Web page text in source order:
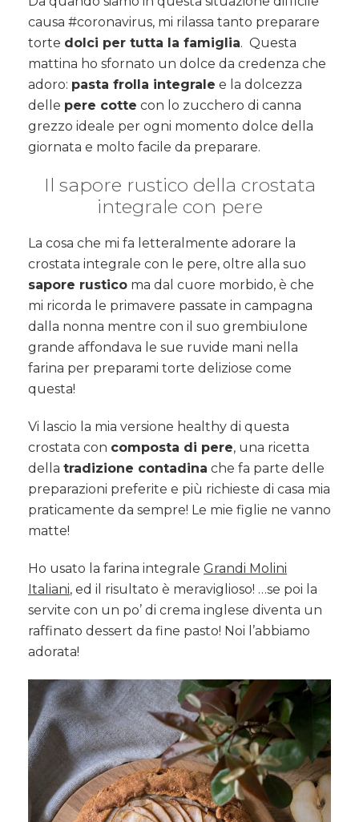
causa #coronavirus, mi rilassa tanto preparare
torte dolci per tutta la famiglia. Questa
mattina ho sfornato un dolce da credenza che
adoro: pasta frolla integrale e la dolcezza
delle pere cotte con lo zucchero di canna
grezzo ideale per ogni momento dolce della
giornata e molto facile da preparare.
Il sapore rustico della crostata
integrale con pere
La cosa che mi fa letteralmente adorare la
crostata integrale con le pere, oltre alla suo
sapore rustico ma dal cuore morbido, è che
mi ricorda le primavere passate in campagna
dalla nonna mentre con il suo grembiulone
grande affondava le sue ruvide mani nella
farina per preparami torte deliziose come
questa!
Vi lascio la mia versione healthy di questa
crostata con composta di pere, una ricetta
della tradizione contadina che fa parte delle
preparazioni preferite e più richieste di casa mia
praticamente da sempre! Le mie figlie ne vanno
matte!
Ho usato la farina integrale Grandi Molini
Italiani, ed il risultato è meraviglioso! …se poi la
servite con un po’ di crema inglese diventa un
raffinato dessert da fine pasto! Noi l’abbiamo
adorata!